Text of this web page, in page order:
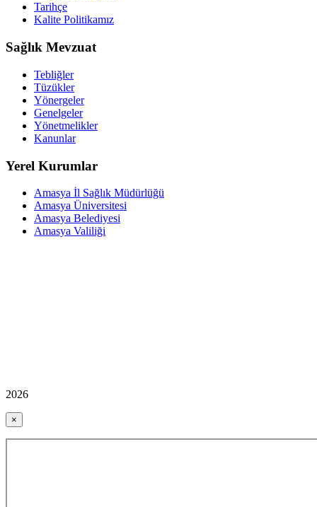
Tarihçe
Kalite Politikamız
Sağlık Mevzuat
Tebliğler
Tüzükler
Yönergeler
Genelgeler
Yönetmelikler
Kanunlar
Yerel Kurumlar
Amasya İl Sağlık Müdürlüğü
Amasya Üniversitesi
Amasya Belediyesi
Amasya Valiliği
2026
×